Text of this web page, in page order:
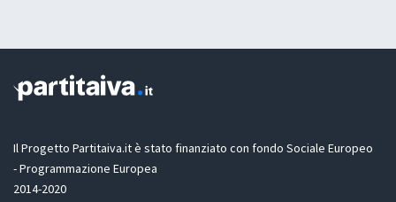
c
t
t
i
o
n
n
D
P
R
*
Il Progetto Partitaiva.it è stato finanziato con fondo Sociale Europeo
- Programmazione Europea
2014-2020